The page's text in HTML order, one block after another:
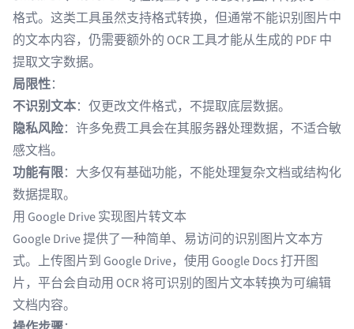
格式。这类工具虽然支持格式转换，但通常不能识别图片中
的文本内容，仍需要额外的 OCR 工具才能从生成的 PDF 中
提取文字数据。
局限性：
不识别文本：仅更改文件格式，不提取底层数据。
隐私风险：许多免费工具会在其服务器处理数据，不适合敏
感文档。
功能有限：大多仅有基础功能，不能处理复杂文档或结构化
数据提取。
用 Google Drive 实现图片转文本
Google Drive 提供了一种简单、易访问的识别图片文本方
式。上传图片到 Google Drive，使用 Google Docs 打开图
片，平台会自动用 OCR 将可识别的图片文本转换为可编辑
文档内容。